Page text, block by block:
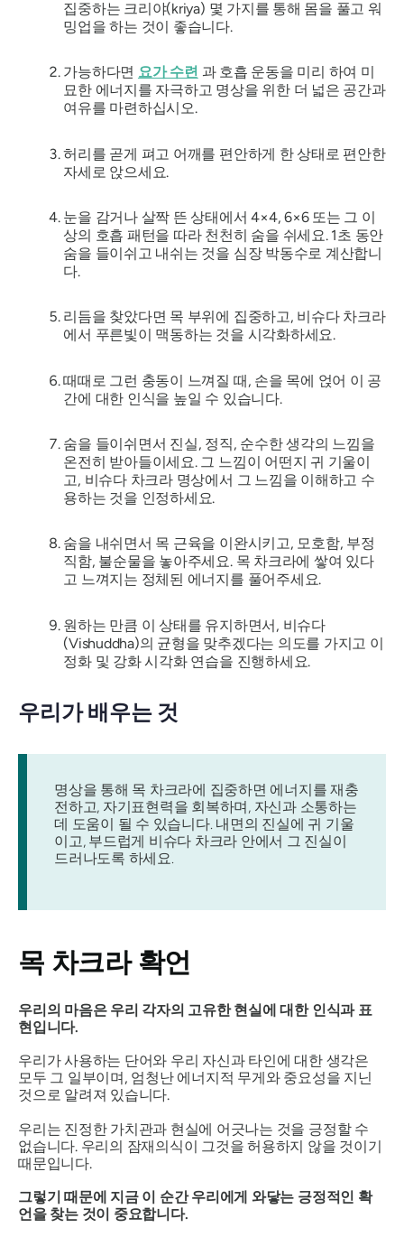
집중하는 크리야(kriya) 몇 가지를 통해 몸을 풀고 워
밍업을 하는 것이 좋습니다.
가능하다면 요가 수련 과 호흡 운동을 미리 하여 미
묘한 에너지를 자극하고 명상을 위한 더 넓은 공간과
여유를 마련하십시오.
허리를 곧게 펴고 어깨를 편안하게 한 상태로 편안한
자세로 앉으세요.
눈을 감거나 살짝 뜬 상태에서 4×4, 6×6 또는 그 이
상의 호흡 패턴을 따라 천천히 숨을 쉬세요. 1초 동안
숨을 들이쉬고 내쉬는 것을 심장 박동수로 계산합니
다.
리듬을 찾았다면 목 부위에 집중하고, 비슈다 차크라
에서 푸른빛이 맥동하는 것을 시각화하세요.
때때로 그런 충동이 느껴질 때, 손을 목에 얹어 이 공
간에 대한 인식을 높일 수 있습니다.
숨을 들이쉬면서 진실, 정직, 순수한 생각의 느낌을
온전히 받아들이세요. 그 느낌이 어떤지 귀 기울이
고, 비슈다 차크라 명상에서 그 느낌을 이해하고 수
용하는 것을 인정하세요.
숨을 내쉬면서 목 근육을 이완시키고, 모호함, 부정
직함, 불순물을 놓아주세요. 목 차크라에 쌓여 있다
고 느껴지는 정체된 에너지를 풀어주세요.
원하는 만큼 이 상태를 유지하면서, 비슈다
(Vishuddha)의 균형을 맞추겠다는 의도를 가지고 이
정화 및 강화 시각화 연습을 진행하세요.
우리가 배우는 것
명상을 통해 목 차크라에 집중하면 에너지를 재충
전하고, 자기표현력을 회복하며, 자신과 소통하는
데 도움이 될 수 있습니다. 내면의 진실에 귀 기울
이고, 부드럽게 비슈다 차크라 안에서 그 진실이
드러나도록 하세요.
목 차크라 확언
우리의 마음은 우리 각자의 고유한 현실에 대한 인식과 표
현입니다.
우리가 사용하는 단어와 우리 자신과 타인에 대한 생각은
모두 그 일부이며, 엄청난 에너지적 무게와 중요성을 지닌
것으로 알려져 있습니다.
우리는 진정한 가치관과 현실에 어긋나는 것을 긍정할 수
없습니다. 우리의 잠재의식이 그것을 허용하지 않을 것이기
때문입니다.
그렇기 때문에 지금 이 순간 우리에게 와닿는 긍정적인 확
언을 찾는 것이 중요합니다.